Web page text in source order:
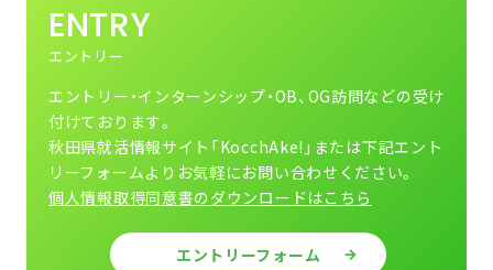
ENTRY
エントリー
エントリー・インターンシップ・OB、OG訪問などの受け
付けております。
秋田県就活情報サイト「KocchAke!」または下記エント
リーフォームよりお気軽にお問い合わせください。
個人情報取得同意書のダウンロードはこちら
エントリーフォーム